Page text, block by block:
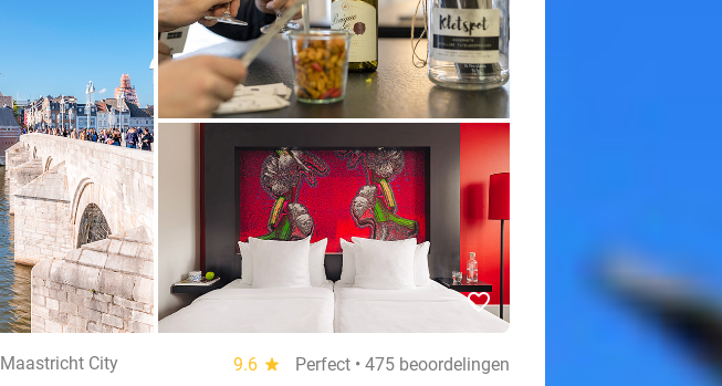
favorite_border
City
9.6 star Perfect • 475 beoordelingen